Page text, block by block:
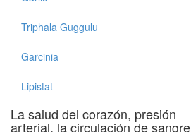
Triphala Guggulu
Garcinia
Lipistat
La salud del corazón, presión
arterial, la circulación de sangre